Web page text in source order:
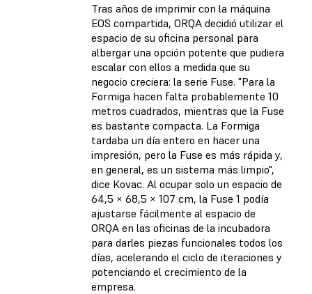
Tras años de imprimir con la máquina
EOS compartida, ORQA decidió utilizar el
espacio de su oficina personal para
albergar una opción potente que pudiera
escalar con ellos a medida que su
negocio creciera: la serie Fuse. "Para la
Formiga hacen falta probablemente 10
metros cuadrados, mientras que la Fuse
es bastante compacta. La Formiga
tardaba un día entero en hacer una
impresión, pero la Fuse es más rápida y,
en general, es un sistema más limpio",
dice Kovac. Al ocupar solo un espacio de
64,5 × 68,5 × 107 cm, la Fuse 1 podía
ajustarse fácilmente al espacio de
ORQA en las oficinas de la incubadora
para darles piezas funcionales todos los
días, acelerando el ciclo de iteraciones y
potenciando el crecimiento de la
empresa.